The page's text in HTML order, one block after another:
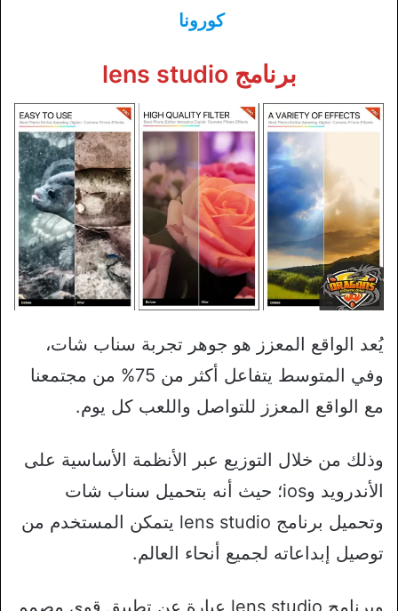
كورونا
برنامج lens studio
يُعد الواقع المعزز هو جوهر تجربة سناب شات،
وفي المتوسط يتفاعل أكثر من 75% من مجتمعنا
مع الواقع المعزز للتواصل واللعب كل يوم.
وذلك من خلال التوزيع عبر الأنظمة الأساسية على
الأندرويد وios؛ حيث أنه بتحميل سناب شات
وتحميل برنامج lens studio يتمكن المستخدم من
توصيل إبداعاته لجميع أنحاء العالم.
وبرنامج lens studio عبارة عن تطبيق قوي مصمم